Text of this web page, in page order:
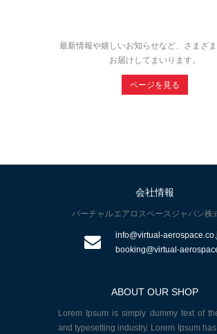
最新情報や嬉しいお知らせなど、さまざ
お届けしてまいります。
ページを見る
会社情報
バーチャルエアロスペースジャパン株
info@virtual-
booking@virtual-
ABOUT OUR SHOP
Lorem Ipsum is simply dummy text of
and typesetting industry. Lorem Ipsum